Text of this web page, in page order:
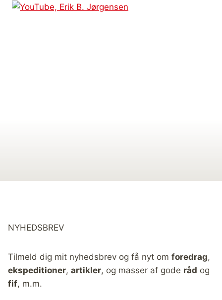
NYHEDSBREV
Tilmeld dig mit nyhedsbrev og få nyt om foredrag,
ekspeditioner, artikler, og masser af gode råd og
fif, m.m.